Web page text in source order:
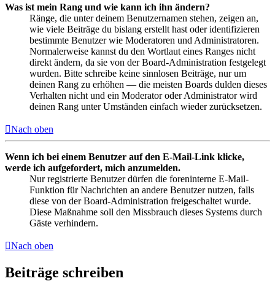
Was ist mein Rang und wie kann ich ihn ändern?
Ränge, die unter deinem Benutzernamen stehen, zeigen an,
wie viele Beiträge du bislang erstellt hast oder identifizieren
bestimmte Benutzer wie Moderatoren und Administratoren.
Normalerweise kannst du den Wortlaut eines Ranges nicht
direkt ändern, da sie von der Board-Administration festgelegt
wurden. Bitte schreibe keine sinnlosen Beiträge, nur um
deinen Rang zu erhöhen — die meisten Boards dulden dieses
Verhalten nicht und ein Moderator oder Administrator wird
deinen Rang unter Umständen einfach wieder zurücksetzen.
Nach oben
Wenn ich bei einem Benutzer auf den E-Mail-Link klicke,
werde ich aufgefordert, mich anzumelden.
Nur registrierte Benutzer dürfen die foreninterne E-Mail-
Funktion für Nachrichten an andere Benutzer nutzen, falls
diese von der Board-Administration freigeschaltet wurde.
Diese Maßnahme soll den Missbrauch dieses Systems durch
Gäste verhindern.
Nach oben
Beiträge schreiben